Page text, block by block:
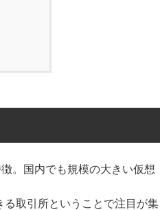
。国内でも規模の大きい仮想
取引所ということで注目が集